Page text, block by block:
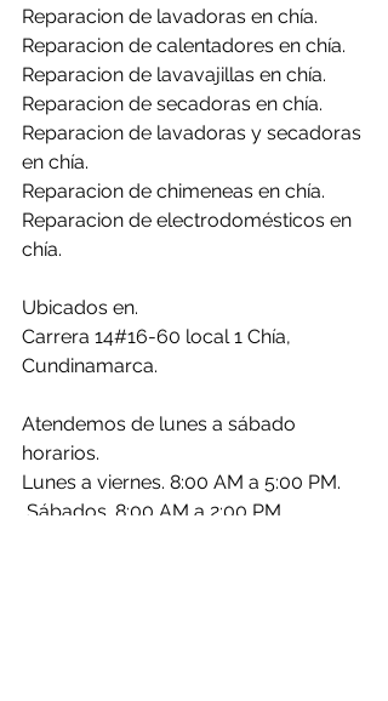
Reparacion de lavadoras en chía.
Reparacion de calentadores en chía.
Reparacion de lavavajillas en chía.
Reparacion de secadoras en chía.
Reparacion de lavadoras y secadoras
en chía.
Reparacion de chimeneas en chía.
Reparacion de electrodomésticos en
chía.
Ubicados en.
Carrera 14#16-60 local 1 Chía,
Cundinamarca.
Atendemos de lunes a sábado
horarios.
Lunes a viernes. 8:00 AM a 5:00 PM.
Sábados. 8:00 AM a 2:00 PM.